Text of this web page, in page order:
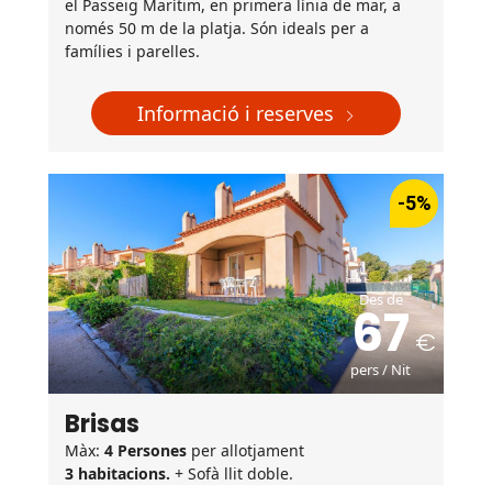
el Passeig Marítim, en primera línia de mar, a
només 50 m de la platja. Són ideals per a
famílies i parelles.
Informació i reserves
-5%
Des de
67
pers / Nit
Brisas
Màx: 4 Persones per allotjament
3 habitacions. + Sofà llit doble.